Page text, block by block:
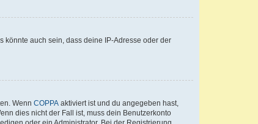
könnte auch sein, dass deine IP-Adresse oder der
Wenn COPPA aktiviert ist und du angegeben hast,
dies nicht der Fall ist, muss dein Benutzerkonto